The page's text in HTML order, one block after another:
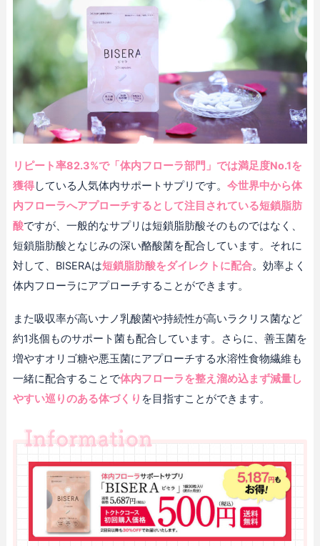
リピート率82.3%で「体内フローラ部門」では満足度No.1を
獲得している人気体内サポートサプリです。 今世界中から体
内フローラへアプローチするとして注目されている短鎖脂肪
酸ですが、一般的なサプリは短鎖脂肪酸そのものではなく、
短鎖脂肪酸となじみの深い酪酸菌を配合しています。それに
対して、BISERAは短鎖脂肪酸をダイレクトに配合。効率よく
体内フローラにアプローチすることができます。
また吸収率が高いナノ乳酸菌や持続性が高いラクリス菌など
約1兆個ものサポート菌も配合しています。さらに、善玉菌を
増やすオリゴ糖や悪玉菌にアプローチする水溶性食物繊維も
一緒に配合することで体内フローラを整え溜め込まず減量し
やすい巡りのある体づくり を目指すことができます。